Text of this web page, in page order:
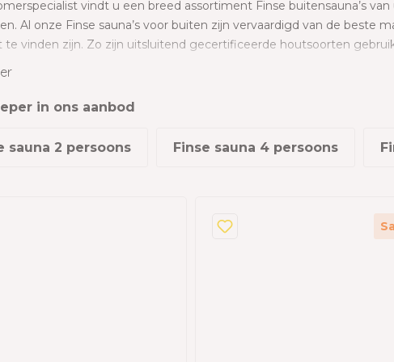
garages
vindt u een breed assortiment Finse buitensauna’s
Al onze Finse sauna’s voor buiten zijn vervaardigd van de beste
te vinden zijn. Zo zijn uitsluitend gecertificeerde houtsoorten
verschillende modellen.
in ons aanbod
sauna 2 persoons Finse sauna 4 persoons